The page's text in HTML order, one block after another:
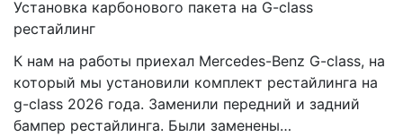
Установка карбонового пакета на G-class
рестайлинг
К нам на работы приехал Mercedes-Benz G-class, на
который мы установили комплект рестайлинга на
g-class 2026 года. Заменили передний и задний
бампер рестайлинга. Были заменены…